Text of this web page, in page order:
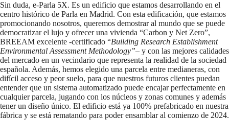
Sin duda, e-Parla 5X. Es un edificio que estamos desarrollando en el
centro histórico de Parla en Madrid. Con esta edificación, que estamos
promocionando nosotros, queremos demostrar al mundo que se puede
democratizar el lujo y ofrecer una vivienda “Carbon y Net Zero”,
BREEAM excelente -certificado “Building Research Establishment
Environmental Assessment Methodology”– y con las mejores calidades
del mercado en un vecindario que representa la realidad de la sociedad
española. Además, hemos elegido una parcela entre medianeras, con
difícil acceso y peor suelo, para que nuestros futuros clientes puedan
entender que un sistema automatizado puede encajar perfectamente en
cualquier parcela, jugando con los núcleos y zonas comunes y además
tener un diseño único. El edificio está ya 100% prefabricado en nuestra
fábrica y se está rematando para poder ensamblar al comienzo de 2024.